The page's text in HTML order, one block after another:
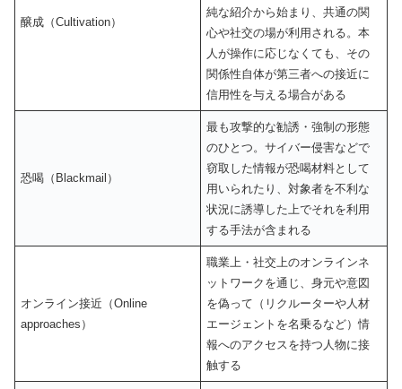
醸成（Cultivation）
純な紹介から始まり、共通の関
心や社交の場が利用される。本
人が操作に応じなくても、その
関係性自体が第三者への接近に
信用性を与える場合がある
恐喝（Blackmail）
最も攻撃的な勧誘・強制の形態
のひとつ。サイバー侵害などで
窃取した情報が恐喝材料として
用いられたり、対象者を不利な
状況に誘導した上でそれを利用
する手法が含まれる
オンライン接近（Online
approaches）
職業上・社交上のオンラインネ
ットワークを通じ、身元や意図
を偽って（リクルーターや人材
エージェントを名乗るなど）情
報へのアクセスを持つ人物に接
触する